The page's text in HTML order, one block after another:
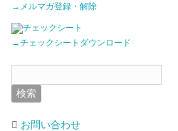
→メルマガ登録・解除
→チェックシートダウンロード
お問い合わせ